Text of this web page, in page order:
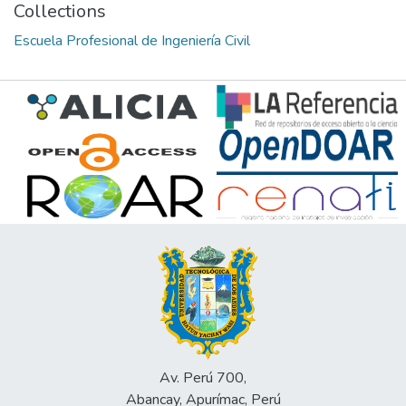
Collections
Escuela Profesional de Ingeniería Civil
Av. Perú 700,
Abancay, Apurímac, Perú